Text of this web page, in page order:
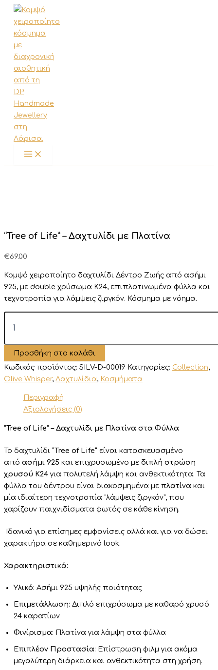
Μετάβαση
στο
περιεχόμενο
“Tree of Life” – Δαχτυλίδι με Πλατίνα
€69.00
Κομψό χειροποίητο δαχτυλίδι Δέντρο Ζωής από ασήμι
925, με double χρύσωμα Κ24, επιπλατινωμένα φύλλα και
τεχνοτροπία για λάμψεις ζιργκόν. Κόσμημα με νόημα.
“Tree
–
Δαχτυλίδι
με
ποσότητα
Προσθήκη στο καλάθι
Κωδικός προϊόντος: SILV-D-00019 Κατηγορίες: Collection,
Olive Whisper, Δαχτυλίδια, Κοσμήματα
Περιγραφή
Αξιολογήσεις (0)
“Tree of Life” – Δαχτυλίδι με Πλατίνα στα Φύλλα
Το δαχτυλίδι “Tree of Life” είναι κατασκευασμένο
από ασήμι 925 και επιχρυσωμένο με διπλή στρώση
χρυσού Κ24για πολυτελή λάμψη και ανθεκτικότητα. Τα
φύλλα του δέντρου είναι διακοσμημένα με πλατίνα και
μία ιδιαίτερη τεχνοτροπία “λάμψεις ζιργκόν”, που
χαρίζουν παιχνιδίσματα φωτός σε κάθε κίνηση.
Ιδανικό για επίσημες εμφανίσεις αλλά και για να δώσει
χαρακτήρα σε καθημερινό look.
Χαρακτηριστικά:
Υλικό: Ασήμι 925 υψηλής ποιότητας
Επιμετάλλωση: Διπλό επιχρύσωμα με καθαρό χρυσό
24 καρατίων
Φινίρισμα: Πλατίνα για λάμψη στα φύλλα
Επιπλέον Προστασία: Επίστρωση φιλμ για ακόμα
μεγαλύτερη διάρκεια και ανθεκτικότητα στη χρήση.